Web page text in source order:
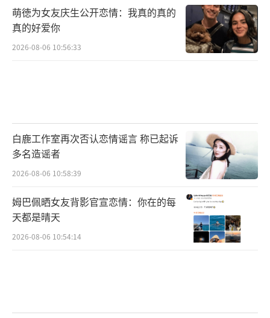
萌徳为女友庆生公开恋情：我真的真的
真的好爱你
2026-08-06 10:56:33
白鹿工作室再次否认恋情谣言 称已起诉
多名造谣者
2026-08-06 10:58:39
姆巴佩晒女友背影官宣恋情：你在的每
天都是晴天
2026-08-06 10:54:14